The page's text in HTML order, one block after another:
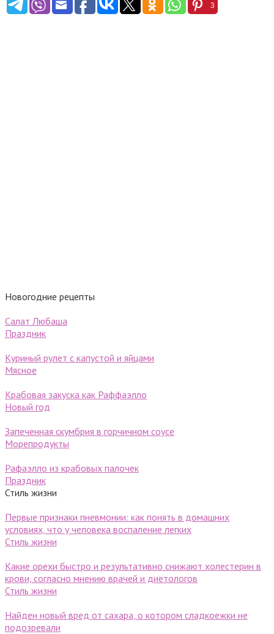
3
Новогодние рецепты
Салат Любаша
Праздник
Куриный рулет с капустой и яйцами
Мясное
Крабовая закуска как Раффаэлло
Новый год
Запеченная скумбрия в горчичном соусе
Морепродукты
Рафаэлло из крабовых палочек
Праздник
Стиль жизни
Первые признаки пневмонии: как понять в домашних
условиях, что у человека воспаление легких
Стиль жизни
Какие орехи быстро и результативно снижают холестерин в
крови, согласно мнению врачей и диетологов
Стиль жизни
Найден новый вред от сахара, о котором сладкоежки не
подозревали